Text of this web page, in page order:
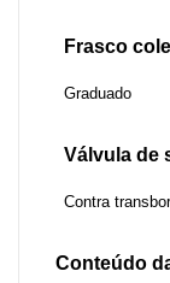
Frasco
Graduado
Válvula de
Contra
Conteúdo